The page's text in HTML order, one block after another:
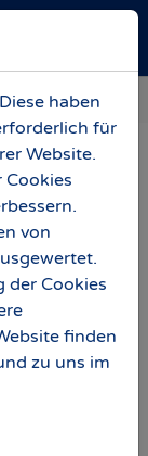
2023
wirft
sich
Blau, Gelb
Südkurve
der
gestrichen
So hat die
Ost-
haben
für
Website.
von
der Cookies
finden
zu uns im